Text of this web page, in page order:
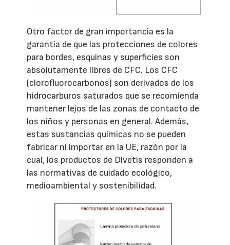
Otro factor de gran importancia es la
garantía de que las protecciones de colores
para bordes, esquinas y superficies son
absolutamente libres de CFC. Los CFC
(clorofluorocarbonos) son derivados de los
hidrocarburos saturados que se recomienda
mantener lejos de las zonas de contacto de
los niños y personas en general. Además,
estas sustancias químicas no se pueden
fabricar ni importar en la UE, razón por la
cual, los productos de Divetis responden a
las normativas de cuidado ecológico,
medioambiental y sostenibilidad.